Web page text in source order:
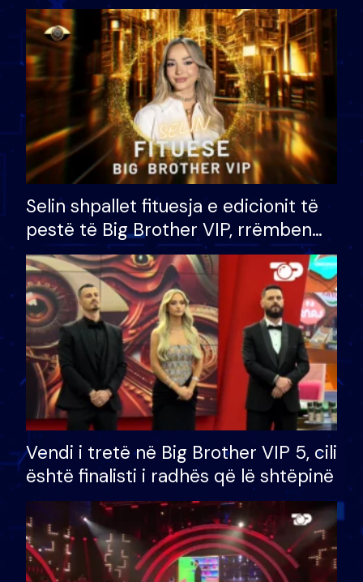
Selin shpallet fituesja e edicionit të
pestë të Big Brother VIP, rrëmben
çmimin e madh prej 100 mijë eurosh
Vendi i tretë në Big Brother VIP 5, cili
është finalisti i radhës që lë shtëpinë